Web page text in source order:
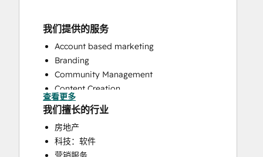
我们提供的服务
Account based marketing
Branding
Community Management
Content Creation
Conversational Marketing
CRM Implementation
CRM Migration
Custom API Integrations
查看更多
我们擅长的行业
房地产
科技：软件